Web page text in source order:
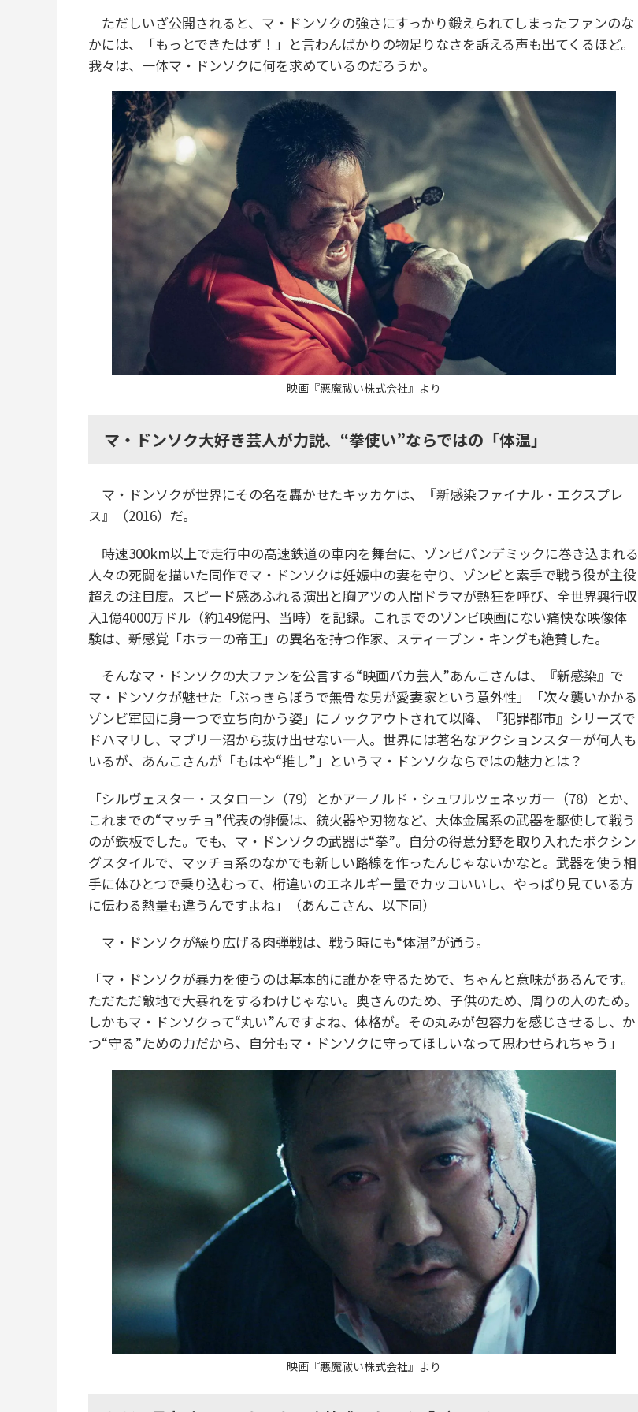
ただしいざ公開されると、マ・ドンソクの強さにすっかり鍛えられてしまったファンのな
かには、「もっとできたはず！」と言わんばかりの物足りなさを訴える声も出てくるほど。
我々は、一体マ・ドンソクに何を求めているのだろうか。
映画『悪魔祓い株式会社』より
マ・ドンソク大好き芸人が力説、“拳使い”ならではの「体温」
マ・ドンソクが世界にその名を轟かせたキッカケは、『新感染ファイナル・エクスプレ
ス』（2016）だ。
時速300km以上で走行中の高速鉄道の車内を舞台に、ゾンビパンデミックに巻き込まれる
人々の死闘を描いた同作でマ・ドンソクは妊娠中の妻を守り、ゾンビと素手で戦う役が主役
超えの注目度。スピード感あふれる演出と胸アツの人間ドラマが熱狂を呼び、全世界興行収
入1億4000万ドル（約149億円、当時）を記録。これまでのゾンビ映画にない痛快な映像体
験は、新感覚「ホラーの帝王」の異名を持つ作家、スティーブン・キングも絶賛した。
そんなマ・ドンソクの大ファンを公言する“映画バカ芸人”あんこさんは、『新感染』で
マ・ドンソクが魅せた「ぶっきらぼうで無骨な男が愛妻家という意外性」「次々襲いかかる
ゾンビ軍団に身一つで立ち向かう姿」にノックアウトされて以降、『犯罪都市』シリーズで
ドハマリし、マブリー沼から抜け出せない一人。世界には著名なアクションスターが何人も
いるが、あんこさんが「もはや“推し”」というマ・ドンソクならではの魅力とは？
「シルヴェスター・スタローン（79）とかアーノルド・シュワルツェネッガー（78）とか、
これまでの“マッチョ”代表の俳優は、銃火器や刃物など、大体金属系の武器を駆使して戦う
のが鉄板でした。でも、マ・ドンソクの武器は“拳”。自分の得意分野を取り入れたボクシン
グスタイルで、マッチョ系のなかでも新しい路線を作ったんじゃないかなと。武器を使う相
手に体ひとつで乗り込むって、桁違いのエネルギー量でカッコいいし、やっぱり見ている方
に伝わる熱量も違うんですよね」（あんこさん、以下同）
マ・ドンソクが繰り広げる肉弾戦は、戦う時にも“体温”が通う。
「マ・ドンソクが暴力を使うのは基本的に誰かを守るためで、ちゃんと意味があるんです。
ただただ敵地で大暴れをするわけじゃない。奥さんのため、子供のため、周りの人のため。
しかもマ・ドンソクって“丸い”んですよね、体格が。その丸みが包容力を感じさせるし、か
つ“守る”ための力だから、自分もマ・ドンソクに守ってほしいなって思わせられちゃう」
映画『悪魔祓い株式会社』より